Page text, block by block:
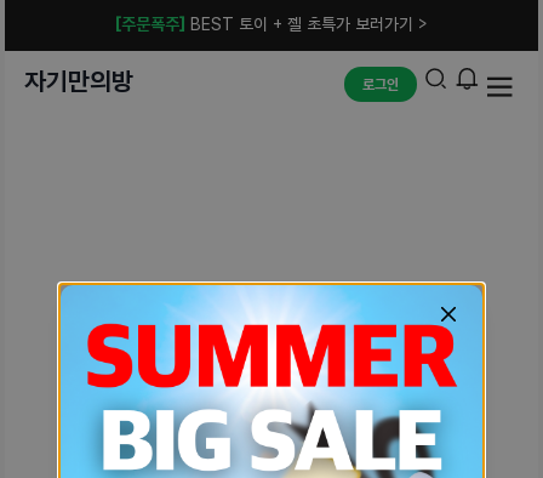
[주문폭주] BEST 토이 + 젤 초특가 보러가기 >
자기만의방 로그인
예상치 못한 에러입니다.